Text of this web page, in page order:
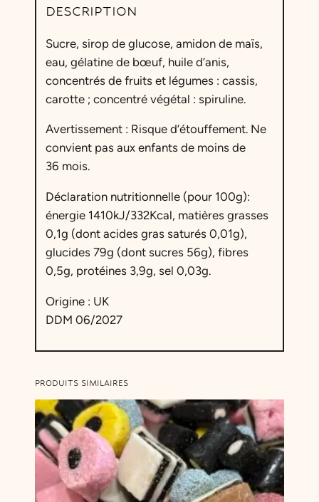
e
l
y
S
p
o
s
o
m
m
e
à
'
a
s
DESCRIPTION
Sucre, sirop de glucose, amidon de maïs,
eau, gélatine de bœuf, huile d’anis,
concentrés de fruits et légumes : cassis,
carotte ; concentré végétal : spiruline.
Avertissement : Risque d’étouffement. Ne
convient pas aux enfants de moins de
36 mois.
Déclaration nutritionnelle (pour 100g):
énergie 1410kJ/332Kcal, matières grasses
0,1g (dont acides gras saturés 0,01g),
glucides 79g (dont sucres 56g), fibres
0,5g, protéines 3,9g, sel 0,03g.
Origine : UK
DDM 06/2027
PRODUITS SIMILAIRES